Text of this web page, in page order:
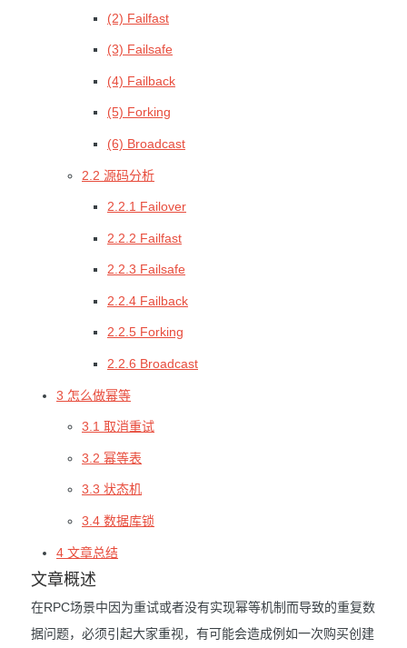
(2) Failfast
(3) Failsafe
(4) Failback
(5) Forking
(6) Broadcast
2.2 源码分析
2.2.1 Failover
2.2.2 Failfast
2.2.3 Failsafe
2.2.4 Failback
2.2.5 Forking
2.2.6 Broadcast
3 怎么做幂等
3.1 取消重试
3.2 幂等表
3.3 状态机
3.4 数据库锁
4 文章总结
文章概述
在RPC场景中因为重试或者没有实现幂等机制而导致的重复数
据问题，必须引起大家重视，有可能会造成例如一次购买创建